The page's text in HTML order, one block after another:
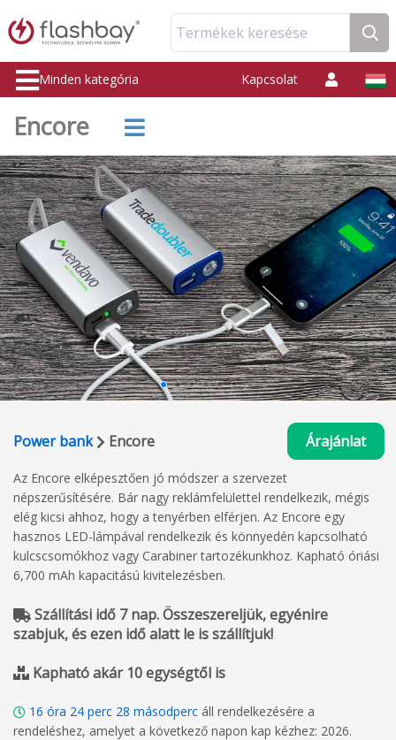
Termékek keresése
Minden kategória Kapcsolat
Encore
Power bank Encore Árajánlat
Az Encore elképesztően jó módszer a szervezet
népszerűsítésére. Bár nagy reklámfelülettel rendelkezik, mégis
elég kicsi ahhoz, hogy a tenyérben elférjen. Az Encore egy
hasznos LED-lámpával rendelkezik és könnyedén kapcsolható
kulcscsomókhoz vagy Carabiner tartozékunkhoz. Kapható óriási
6,700 mAh kapacitású kivitelezésben.
Szállítási idő 7 nap. Összeszereljük, egyénire
szabjuk, és ezen idő alatt le is szállítjuk!
Kapható akár 10 egységtől is
16 óra 24 perc 27 másodperc áll rendelkezésére a
rendeléshez, amelyet a következő napon kap kézhez: 2026.